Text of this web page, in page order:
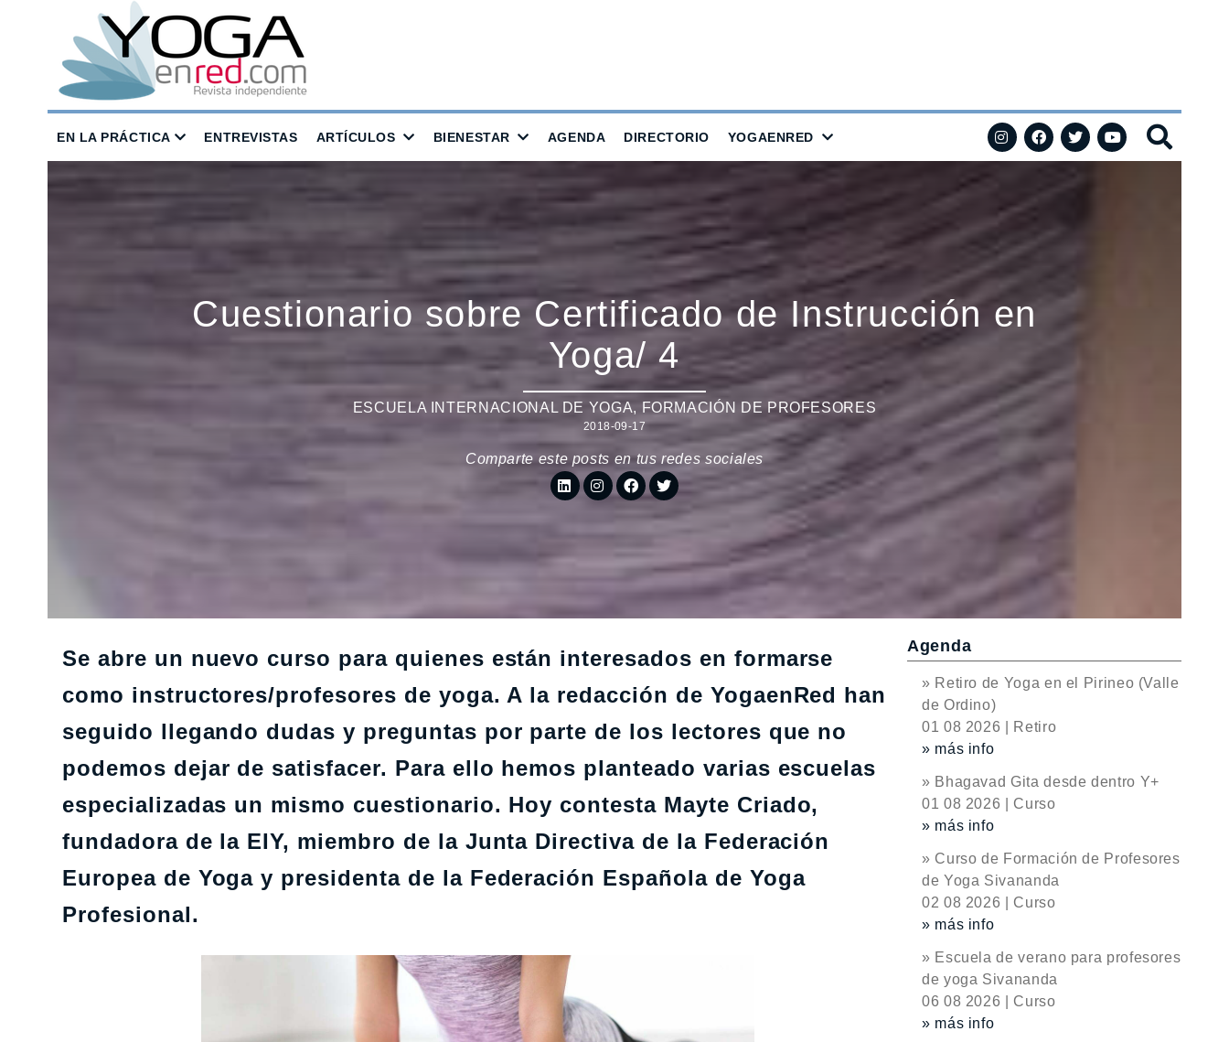
EN LA PRÁCTICA ENTREVISTAS ARTÍCULOS BIENESTAR AGENDA DIRECTORIO YOGAENRED
Cuestionario sobre Certificado de Instrucción en
Yoga/ 4
ESCUELA INTERNACIONAL DE YOGA, FORMACIÓN DE PROFESORES
2018-09-17
Comparte este posts en tus redes sociales
Se abre un nuevo curso para quienes están interesados en formarse
como instructores/profesores de yoga. A la redacción de YogaenRed han
seguido llegando dudas y preguntas por parte de los lectores que no
podemos dejar de satisfacer. Para ello hemos planteado varias escuelas
especializadas un mismo cuestionario. Hoy contesta Mayte Criado,
fundadora de la EIY, miembro de la Junta Directiva de la Federación
Europea de Yoga y presidenta de la Federación Española de Yoga
Profesional.
Agenda
» Retiro de Yoga en el Pirineo (Valle
de Ordino)
01 08 2026 | Retiro
» más info
» Bhagavad Gita desde dentro Y+
01 08 2026 | Curso
» más info
» Curso de Formación de Profesores
de Yoga Sivananda
02 08 2026 | Curso
» más info
» Escuela de verano para profesores
de yoga Sivananda
06 08 2026 | Curso
» más info